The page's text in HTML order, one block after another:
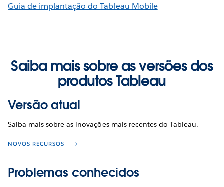
Guia de implantação do Tableau Mobile
Saiba mais sobre as versões dos
produtos Tableau
Versão atual
Saiba mais sobre as inovações mais recentes do Tableau.
NOVOS RECURSOS
Problemas conhecidos